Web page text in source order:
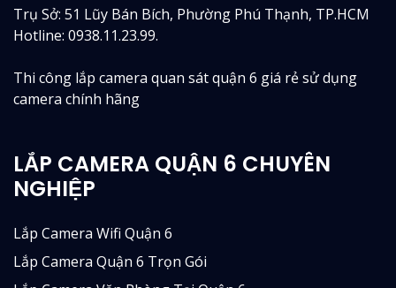
Trụ Sở: 51 Lũy Bán Bích, Phường Phú Thạnh, TP.HCM
Hotline: 0938.11.23.99.
Thi công lắp camera quan sát quận 6 giá rẻ sử dụng
camera chính hãng
LẮP CAMERA QUẬN 6 CHUYÊN
NGHIỆP
Lắp Camera Wifi Quận 6
Lắp Camera Quận 6 Trọn Gói